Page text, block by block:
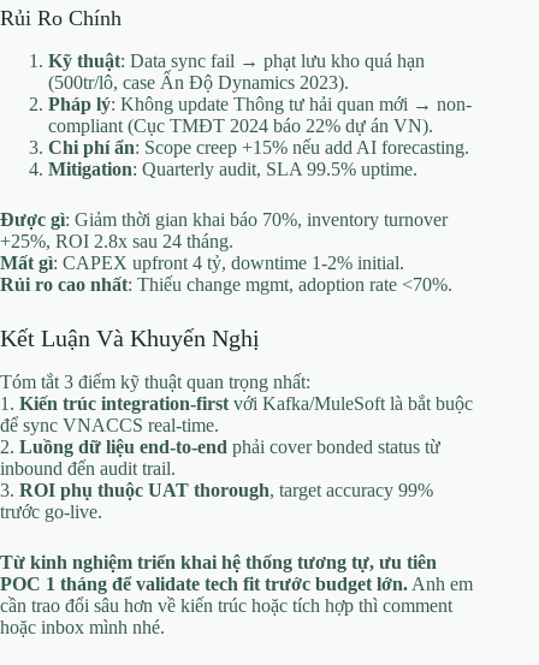
Rủi Ro Chính
Kỹ thuật: Data sync fail → phạt lưu kho quá hạn
(500tr/lô, case Ấn Độ Dynamics 2023).
Pháp lý: Không update Thông tư hải quan mới → non-
compliant (Cục TMĐT 2024 báo 22% dự án VN).
Chi phí ẩn: Scope creep +15% nếu add AI forecasting.
Mitigation: Quarterly audit, SLA 99.5% uptime.
Được gì: Giảm thời gian khai báo 70%, inventory turnover
+25%, ROI 2.8x sau 24 tháng.
Mất gì: CAPEX upfront 4 tỷ, downtime 1-2% initial.
Rủi ro cao nhất: Thiếu change mgmt, adoption rate <70%.
Kết Luận Và Khuyến Nghị
Tóm tắt 3 điểm kỹ thuật quan trọng nhất:
1. Kiến trúc integration-first với Kafka/MuleSoft là bắt buộc
để sync VNACCS real-time.
2. Luồng dữ liệu end-to-end phải cover bonded status từ
inbound đến audit trail.
3. ROI phụ thuộc UAT thorough, target accuracy 99%
trước go-live.
Từ kinh nghiệm triển khai hệ thống tương tự, ưu tiên
POC 1 tháng để validate tech fit trước budget lớn. Anh em
cần trao đổi sâu hơn về kiến trúc hoặc tích hợp thì comment
hoặc inbox mình nhé.